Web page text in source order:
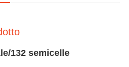
132 semicelle